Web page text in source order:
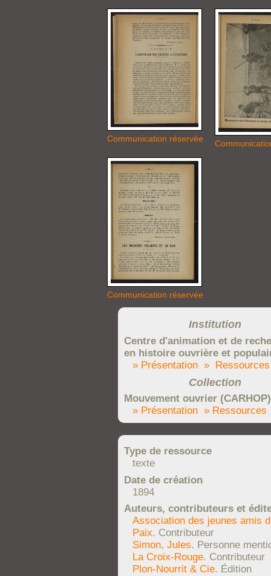
Communication réservée
Communication réservée
Institution
Centre d'animation et de
en histoire ouvrière et
» Présentation » Ressources
Collection
Mouvement ouvrier (CARHOP)
» Présentation » Ressources
Type de ressource
texte
Date de création
1894
Auteurs, contributeurs et
Association des jeunes amis
Paix. Contributeur
Simon, Jules. Personne
La Croix-Rouge. Contributeur
Plon-Nourrit & Cie. Édition